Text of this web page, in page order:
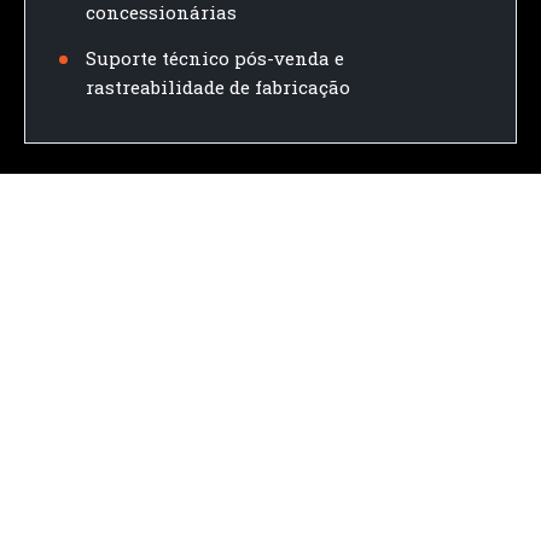
concessionárias
Suporte técnico pós-venda e
rastreabilidade de fabricação